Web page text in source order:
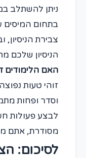
ניתן להשתלב
בתחום המיסים
צבירת הניסיון,
הניסיון שלכם
האם הלימודים
זוהי טעות
וסדר ופחות
לבצע פעולות
מסודרת, אתם
לסיכום: